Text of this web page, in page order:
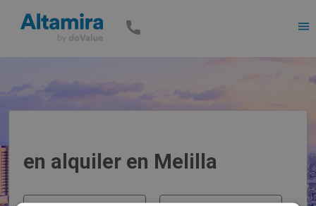
en alquiler en Melilla